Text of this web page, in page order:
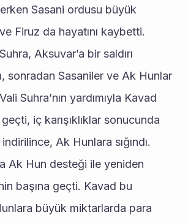
Sasani ordusu büyük
Firuz da hayatını kaybetti.
Aksuvar’a bir saldırı
sonradan Sasaniler ve Ak Hunlar
Suhra’nın yardımıyla Kavad
iç karışıklıklar sonucunda
Ak Hunlara sığındı.
Ak Hun desteği ile yeniden
başına geçti. Kavad bu
büyük miktarlarda para